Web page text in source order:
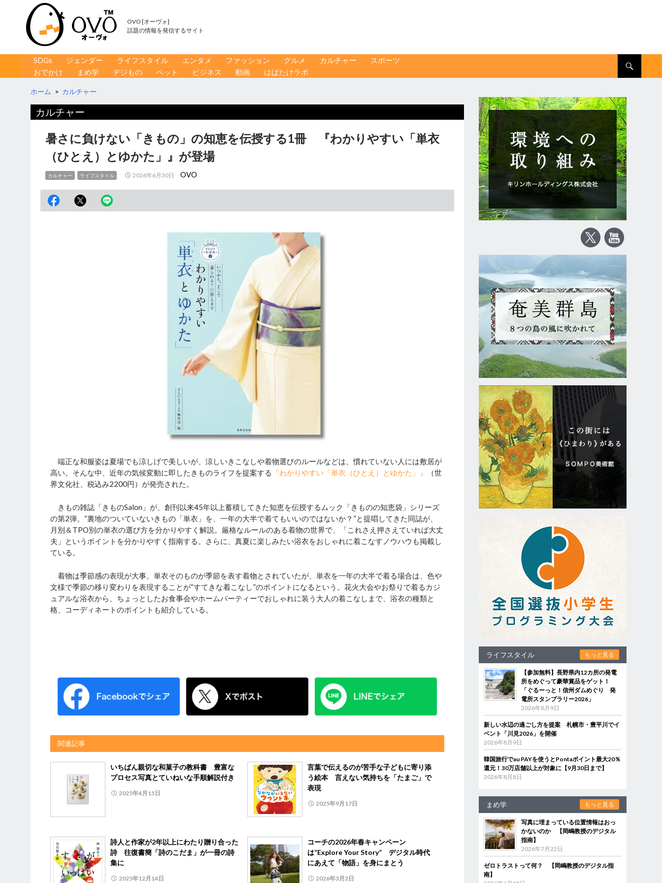
OVO [オーヴォ]
話題の情報を発信するサイト
コンテンツへ移動
SDGs ジェンダー ライフスタイル エンタメ ファッション グルメ カルチャー
スポーツ
おでかけ
まめ学 デジもの ペット ビジネス 動画 はばたけラボ
ホーム > カルチャー
カルチャー
暑さに負けない「きもの」の知恵を伝授する1冊 『わかりやすい「単衣
（ひとえ）とゆかた」』が登場
カルチャー ライフスタイル 2026年6月30日 OVO
端正な和服姿は夏場でも涼しげで美しいが、涼しいきこなしや着物選びのルールなどは、慣れていない人には敷居が
高い。そんな中、近年の気候変動に即したきものライフを提案する
『わかりやすい「単衣（ひとえ）とゆかた」』
（世
界文化社、税込み2200円）が発売された。
きもの雑誌「きものSalon」が、創刊以来45年以上蓄積してきた知恵を伝授するムック「きものの知恵袋」シリーズ
の第2弾。“裏地のついていないきもの「単衣」を、一年の大半で着てもいいのではないか？”と提唱してきた同誌が、
月別＆TPO別の単衣の選び方を分かりやすく解説。厳格なルールのある着物の世界で、「これさえ押さえていれば大丈
夫」というポイントを分かりやすく指南する。さらに、真夏に楽しみたい浴衣をおしゃれに着こなすノウハウも掲載し
ている。
着物は季節感の表現が大事。単衣そのものが季節を表す着物とされていたが、単衣を一年の大半で着る場合は、色や
文様で季節の移り変わりを表現することが“すてきな着こなし”のポイントになるという。花火大会やお祭りで着るカジ
ュアルな浴衣から、ちょっとしたお食事会やホームパーティーでおしゃれに装う大人の着こなしまで、浴衣の種類と
格、コーディネートのポイントも紹介している。
関連記事
いちばん親切な和菓子の教科書 豊富な
プロセス写真とていねいな手順解説付き
2025年4月15日
言葉で伝えるのが苦手な子どもに寄り添
う絵本 言えない気持ちを「たまご」で
表現
2025年9月17日
詩人と作家が2年以上にわたり贈り合った
詩 往復書簡「詩のこだま」が一冊の詩
集に
2025年12月14日
コーチの2026年春キャンペーン
は”Explore Your Story” デジタル時代
にあえて「物語」を身にまとう
2026年3月2日
ライフスタイル もっと見る
【参加無料】長野県内12カ所の発電
所をめぐって豪華賞品をゲット！
「ぐるーっと！信州ダムめぐり 発
電所スタンプラリー2026」
2026年8月9日
新しい水辺の過ごし方を提案 札幌市・豊平川でイ
ベント「川見2026」を開催
2026年8月9日
韓国旅行でau PAYを使うとPontaポイント最大20％
還元！30万店舗以上が対象に【9月30日まで】
2026年8月8日
まめ学 もっと見る
写真に埋まっている位置情報はおっ
かないのか 【岡嶋教授のデジタル
指南】
2026年7月22日
ゼロトラストって何？ 【岡嶋教授のデジタル指
南】